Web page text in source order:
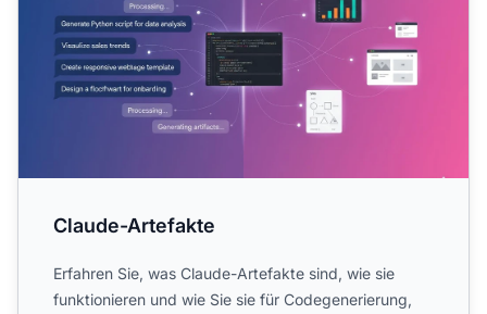
Claude-Artefakte
Erfahren Sie, was Claude-Artefakte sind, wie sie
funktionieren und wie Sie sie für Codegenerierung,